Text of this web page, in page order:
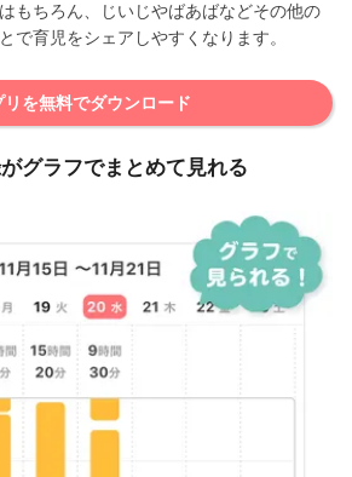
もちろん、じいじやばあばなどその他の
で育児をシェアしやすくなります。
リを無料でダウンロード
グラフでまとめて見れる